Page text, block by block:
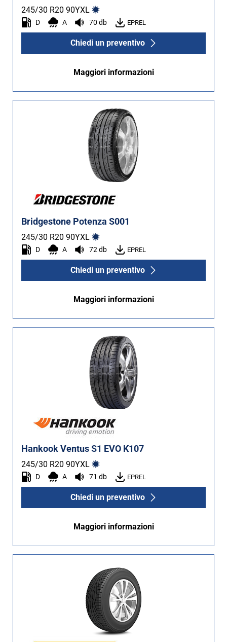
245/30 R20 90YXL
D A 70 db EPREL
Chiedi un preventivo
Maggiori informazioni
Bridgestone Potenza S001
245/30 R20 90YXL
D A 72 db EPREL
Chiedi un preventivo
Maggiori informazioni
Hankook Ventus S1 EVO K107
245/30 R20 90YXL
D A 71 db EPREL
Chiedi un preventivo
Maggiori informazioni